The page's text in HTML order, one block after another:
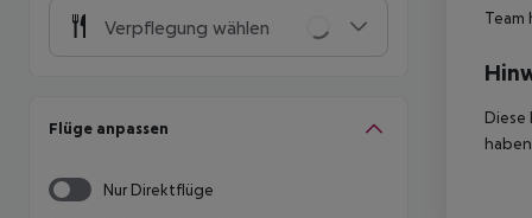
Verpflegung wählen
Flüge anpassen
Nur Direktflüge
Team
Diese